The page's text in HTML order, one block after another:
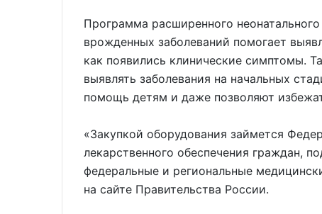
Программа расширенного
врожденных заболеваний помогает
как появились клинические симптомы.
выявлять заболевания на начальных
помощь детям и даже позволяют
«Закупкой оборудования займется
лекарственного обеспечения граждан,
федеральные и региональные
на сайте Правительства России.